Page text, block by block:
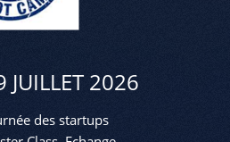
JUILLET 2026
des startups